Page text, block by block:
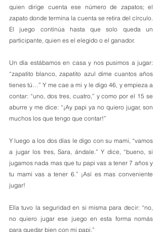
quien dirige cuenta ese número de zapatos; el
zapato donde termina la cuenta se retira del círculo.
El juego continúa hasta que solo queda un
participante, quien es el elegido o el ganador.
Un día estábamos en casa y nos pusimos a jugar:
“zapatito blanco, zapatito azul dime cuantos años
tienes tú…” Y me cae a mi y le digo 46, y empieza a
contar: “uno, dos tres, cuatro,” y como por el 15 se
aburre y me dice: “¡Ay papi ya no quiero jugar, son
muchos los que tengo que contar!”
Y luego a los dos días le digo con su mami, “vamos
a jugar los tres, Sara, ándale.” Y dice, “bueno, si
jugamos nada mas que tu papi vas a tener 7 años y
tu mami vas a tener 6.” ¡Así es mas conveniente
jugar!
Ella tuvo la seguridad en si misma para decir: “no,
no quiero jugar ese juego en esta forma nomás
para quedar bien con mi papi.”